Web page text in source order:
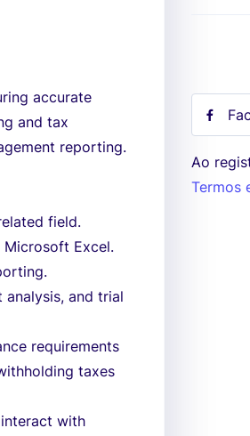
accurate
and tax
reporting.
field.
Microsoft Excel.
and trial
requirements
taxes
with
Ao
Termos